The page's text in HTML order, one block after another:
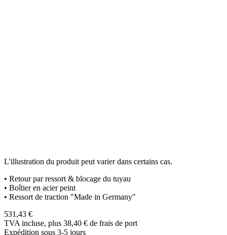
L'illustration du produit peut varier dans certains cas.
• Retour par ressort & blocage du tuyau
• Boîtier en acier peint
• Ressort de traction "Made in Germany"
531,43 €
TVA incluse, plus 38,40 € de frais de port
Expédition sous 3-5 jours